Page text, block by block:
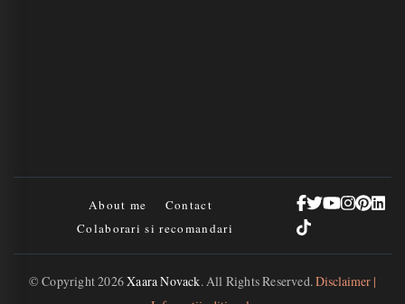
About me
Contact
Colaborari si recomandari
© Copyright 2026Xaara Novack. All Rights Reserved.Disclaimer |